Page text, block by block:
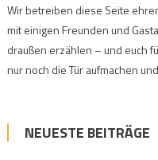
Wir betreiben diese Seite
mit einigen Freunden und
draußen erzählen – und euch
nur noch die Tür aufmachen
NEUESTE BEITRÄGE